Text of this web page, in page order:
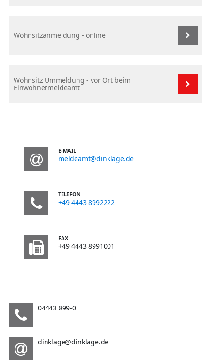
Wohnsitzanmeldung - online
Wohnsitz Ummeldung - vor Ort beim
Einwohnermeldeamt
E-MAIL
meldeamt@dinklage.de
TELEFON
+49 4443 8992222
FAX
+49 4443 8991001
04443 899-0
dinklage@dinklage.de